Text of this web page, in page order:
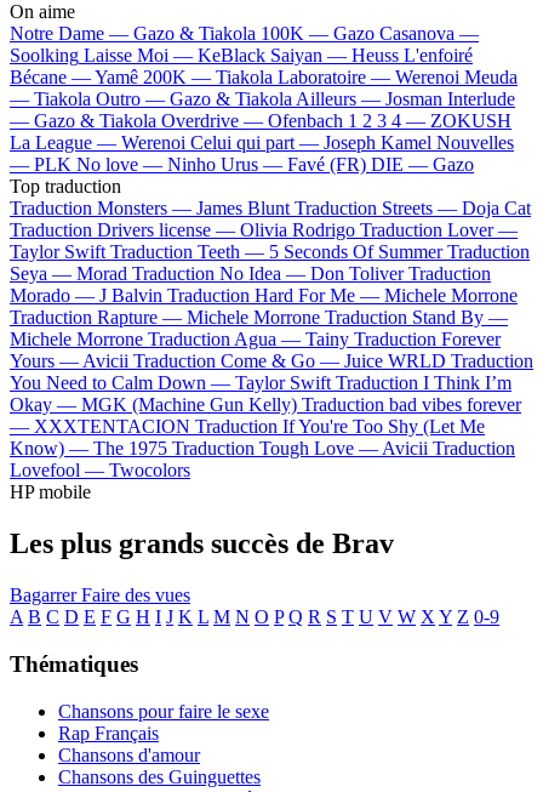
On aime
Notre Dame — Gazo & Tiakola 100K — Gazo Casanova —
Soolking Laisse Moi — KeBlack Saiyan — Heuss L'enfoiré
Bécane —Yamê 200K — Tiakola Laboratoire — Werenoi Meuda
— Tiakola Outro — Gazo & TiakolaAilleurs — Josman Interlude
— Gazo & Tiakola Overdrive — Ofenbach 1 2 3 4 — ZOKUSH
La League — Werenoi Celui qui part — Joseph Kamel Nouvelles
— PLK No love — Ninho Urus — Favé (FR) DIE — Gazo
Top traduction
Traduction Monsters — James Blunt Traduction Streets — Doja Cat
Traduction Drivers license — Olivia Rodrigo Traduction Lover —
Taylor Swift Traduction Teeth — 5 Seconds Of Summer Traduction
Seya — Morad Traduction No Idea — Don Toliver Traduction
Morado — J Balvin Traduction Hard For Me — Michele Morrone
Traduction Rapture — Michele Morrone Traduction Stand By —
Michele Morrone Traduction Agua — Tainy Traduction Forever
Yours —Avicii Traduction Come & Go — Juice WRLD Traduction
You Need to Calm Down — Taylor Swift Traduction I Think I’m
Okay — MGK (Machine Gun Kelly) Traduction bad vibes forever
— XXXTENTACION Traduction If You're Too Shy (Let Me
Know) — The 1975 Traduction Tough Love —Avicii Traduction
Lovefool — Twocolors
HP mobile
Les plus grands succès de Brav
BagarrerFaire des vues
A B C D E F G H I J K L M N O P Q R S T U V W X Y Z 0-9
Thématiques
Chansons pour faire le sexe
Rap Français
Chansons d'amour
Chansons des Guinguettes